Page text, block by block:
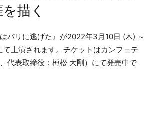
描く
パリに逃げた』が2022年3月10日 (木) ～
上演されます。チケットはカンフェテ
代表取締役：榑松 大剛）にて発売中で